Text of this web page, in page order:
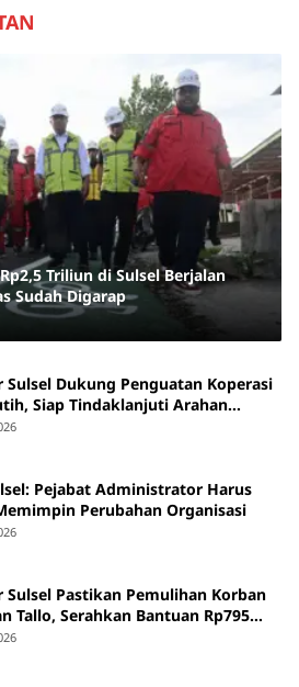
Triliun di Sulsel Berjalan
Sudah Digarap
Sulsel Dukung Penguatan Koperasi
Siap Tindaklanjuti Arahan
Pusat
Pejabat Administrator Harus
Perubahan Organisasi
Sulsel Pastikan Pemulihan Korban
Tallo, Serahkan Bantuan Rp795